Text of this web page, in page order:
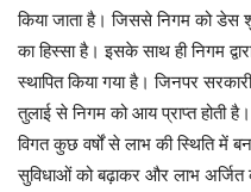
किया जाता है। जिससे निगम को डेस
का हिस्सा है। इसके साथ ही निगम
स्थापित किया गया है। जिनपर
तुलाई से निगम को आय प्राप्त होती
विगत कुछ वर्षों से लाभ की स्थिति में
सुविधाओं को बढ़ाकर और लाभ अर्जित